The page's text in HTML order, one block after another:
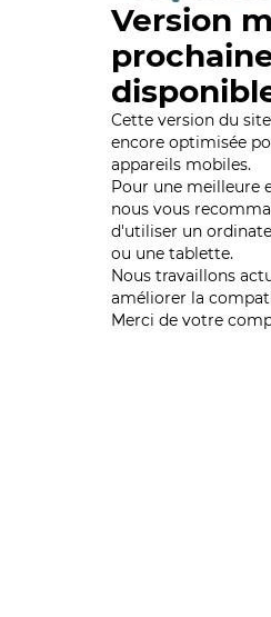
Version
Cette version du site
encore optimisée
appareils mobiles.
Pour une meilleure
nous vous
d'utiliser un
ou une tablette.
Nous travaillons
améliorer la
Merci de votre